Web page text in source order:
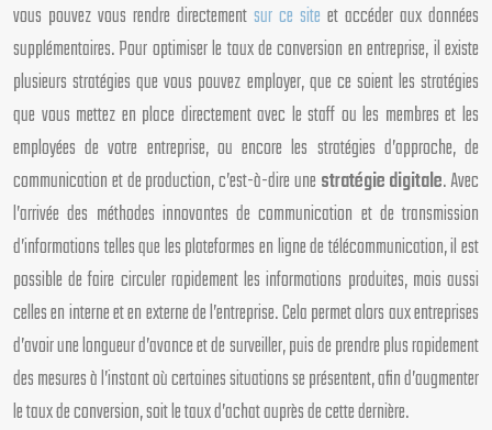
vous pouvez vous rendre directement sur ce site et accéder aux données
supplémentaires. Pour optimiser le taux de conversion en entreprise, il existe
plusieurs stratégies que vous pouvez employer, que ce soient les stratégies
que vous mettez en place directement avec le staff ou les membres et les
employées de votre entreprise, ou encore les stratégies d’approche, de
communication et de production, c’est-à-dire unestratégie digitale. Avec
l’arrivée des méthodes innovantes de communication et de transmission
d’informations telles que les plateformes en ligne de télécommunication, il est
possible de faire circuler rapidement les informations produites, mais aussi
celles en interne et en externe de l’entreprise. Cela permet alors aux entreprises
d’avoir une longueur d’avance et de surveiller, puis de prendre plus rapidement
des mesures à l’instant où certaines situations se présentent, afin d’augmenter
le taux de conversion, soit le taux d’achat auprès de cette dernière.